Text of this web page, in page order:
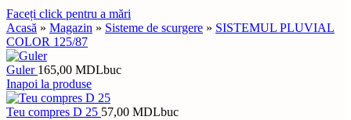
Faceți click pentru a mări
Acasă » Magazin » Sisteme de scurgere » SISTEMUL PLUVIAL
COLOR 125/87
Guler 165,00 MDLbuc
Inapoi la produse
Teu compres D 25 57,00 MDLbuc